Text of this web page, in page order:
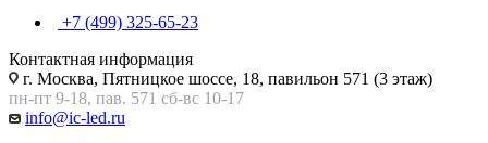
+7 (499) 325-65-23
Контактная информация
г. Москва, Пятницкое шоссе, 18, павильон 571 (3 этаж)
пн-пт 9-18, пав. 571 сб-вс 10-17
info@ic-led.ru